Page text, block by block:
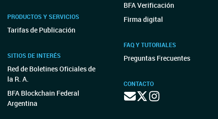
PRODUCTOS Y SERVICIOS
Tarifas de Publicación
SITIOS DE INTERÉS
Red de Boletines Oficiales de
la R. A.
BFA Blockchain Federal
Argentina
BFA Verificación
Firma digital
FAQ Y TUTORIALES
Preguntas Frecuentes
CONTACTO